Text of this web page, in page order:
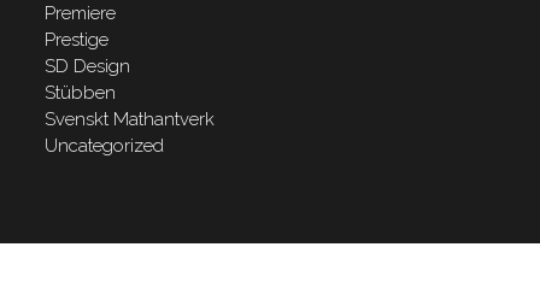
Premiere
Prestige
SD Design
Stübben
Svenskt Mathantverk
Uncategorized